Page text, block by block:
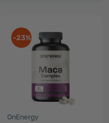
-23%
OnEnergy